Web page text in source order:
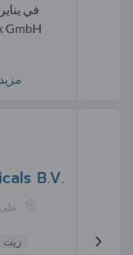
B.V.
زيت